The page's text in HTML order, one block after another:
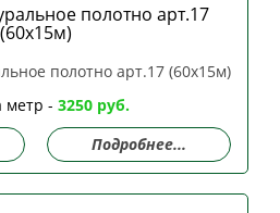
полотно арт.17
(60х15м)
метр - 3250 руб.
Подробнее...